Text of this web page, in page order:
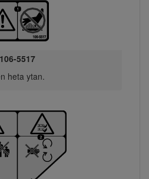
106-5517
heta ytan.